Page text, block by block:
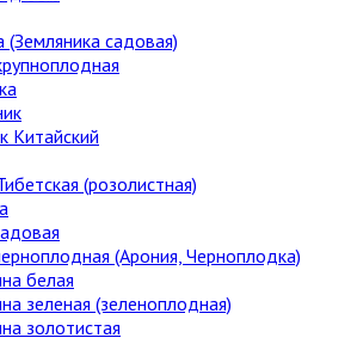
(Земляника садовая)
Китайский
(розолистная)
(Арония, Черноплодка)
белая
зеленая (зеленоплодная)
золотистая